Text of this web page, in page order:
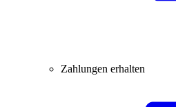
Zahlungen erhalten